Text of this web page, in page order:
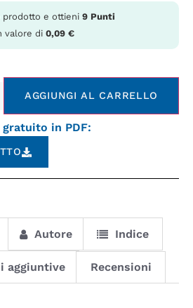
prodotto e ottieni 9 Punti
valore di 0,09 €
AGGIUNGI AL CARRELLO
in PDF:
Autore Indice
aggiuntive Recensioni